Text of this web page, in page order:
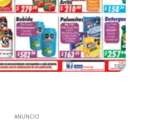
ANUNCIO